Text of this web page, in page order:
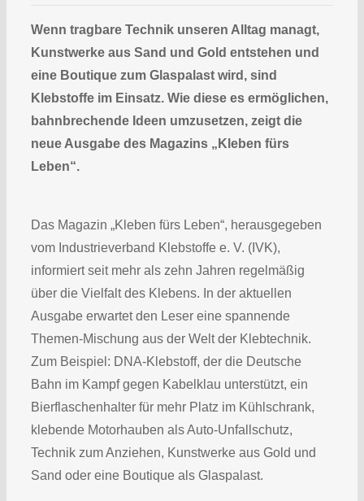
Wenn tragbare Technik unseren Alltag managt,
Kunstwerke aus Sand und Gold entstehen und
eine Boutique zum Glaspalast wird, sind
Klebstoffe im Einsatz. Wie diese es ermöglichen,
bahnbrechende Ideen umzusetzen, zeigt die
neue Ausgabe des Magazins „Kleben fürs
Leben“.
Das Magazin „Kleben fürs Leben“, herausgegeben
vom Industrieverband Klebstoffe e. V. (IVK),
informiert seit mehr als zehn Jahren regelmäßig
über die Vielfalt des Klebens. In der aktuellen
Ausgabe erwartet den Leser eine spannende
Themen-Mischung aus der Welt der Klebtechnik.
Zum Beispiel: DNA-Klebstoff, der die Deutsche
Bahn im Kampf gegen Kabelklau unterstützt, ein
Bierflaschenhalter für mehr Platz im Kühlschrank,
klebende Motorhauben als Auto-Unfallschutz,
Technik zum Anziehen, Kunstwerke aus Gold und
Sand oder eine Boutique als Glaspalast.